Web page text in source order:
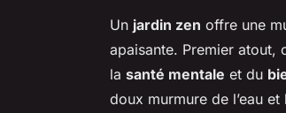
Un jardin zen offre une
apaisante. Premier atout,
la santé mentale et du
doux murmure de l’eau